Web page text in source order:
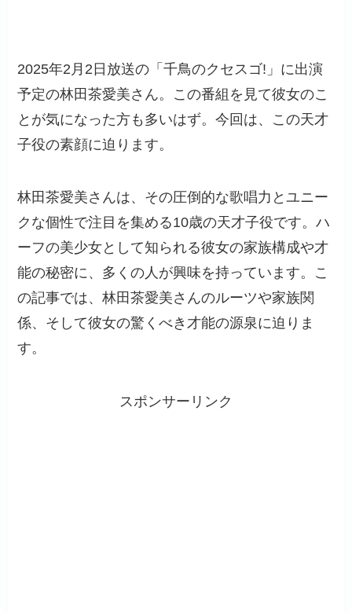
2025年2月2日放送の「千鳥のクセスゴ!」に出演
予定の林田茶愛美さん。この番組を見て彼女のこ
とが気になった方も多いはず。今回は、この天才
子役の素顔に迫ります。
林田茶愛美さんは、その圧倒的な歌唱力とユニー
クな個性で注目を集める10歳の天才子役です。ハ
ーフの美少女として知られる彼女の家族構成や才
能の秘密に、多くの人が興味を持っています。こ
の記事では、林田茶愛美さんのルーツや家族関
係、そして彼女の驚くべき才能の源泉に迫りま
す。
スポンサーリンク